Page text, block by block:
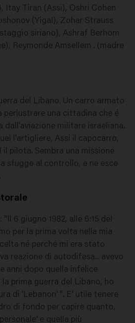
Itay Tiran (Assi), Oshri Cohen
(Yigal), Zohar Strauss
siriano), Ashraf Berhom
Reymonde Amsellem . (madre
del Libano. Un carro armato
perlustrare una cittadina che é
militare israeliana.
l'artigliere, Assi il capocarro,
il pilota. Sembra una missione
sfugge al controllo, e ne esce
6 giugno 1982, alle 6:15 del
per la prima volta nella mia
né perché mi era stato
reazione di autodifesa... avevo
anni dopo quella infelice
prima guerra del Libano, ho
di 'Lebanon' ". E' utile tenere
di fondo per capire quanto,
e quella più